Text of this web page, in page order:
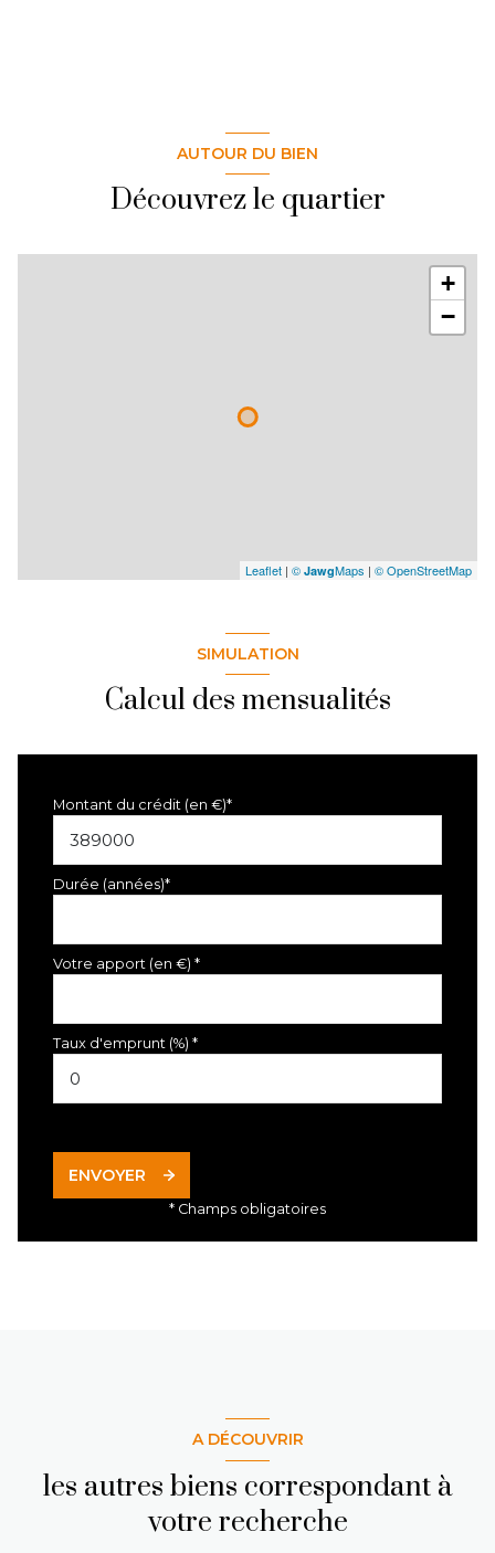
AUTOUR DU BIEN
Découvrez le quartier
+
−
Leaflet | © JawgMaps | © OpenStreetMap
SIMULATION
Calcul des mensualités
Montant du crédit (en €)*
Durée (années)*
Votre apport (en €) *
Taux d'emprunt (%) *
ENVOYER
* Champs obligatoires
A DÉCOUVRIR
les autres biens correspondant à
votre recherche